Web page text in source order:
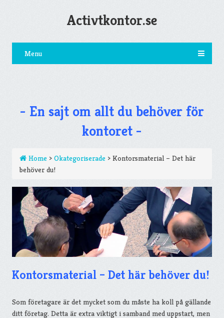
Activtkontor.se
Menu
- En sajt om allt du behöver för
kontoret -
Home > Okategoriserade > Kontorsmaterial – Det här
behöver du!
Kontorsmaterial – Det här behöver du!
Som företagare är det mycket som du måste ha koll på gällande
ditt företag. Detta är extra viktigt i samband med uppstart, men